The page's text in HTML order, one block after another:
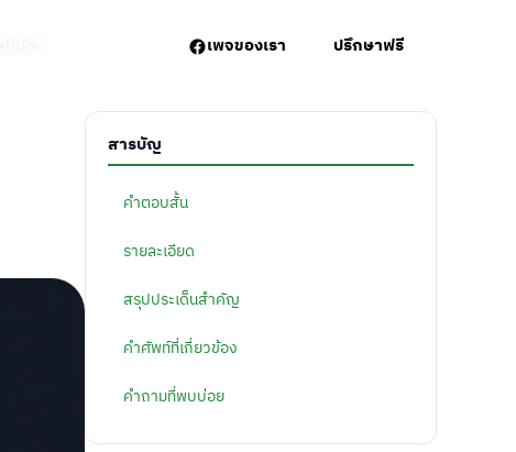
เพจของเรา ปรึกษาฟรี
สารบัญ
คำตอบสั้น
รายละเอียด
สรุปประเด็นสำคัญ
คำศัพท์ที่เกี่ยวข้อง
คำถามที่พบบ่อย